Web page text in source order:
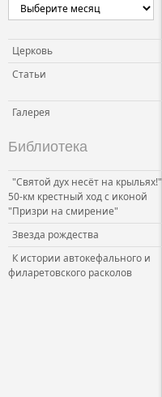
Церковь
Статьи
Галерея
Библиотека
"Святой дух несёт на крыльях!"
50-км крестный ход с иконой
"Призри на смирение"
Звезда рождества
К истории автокефального и
филаретовского расколов